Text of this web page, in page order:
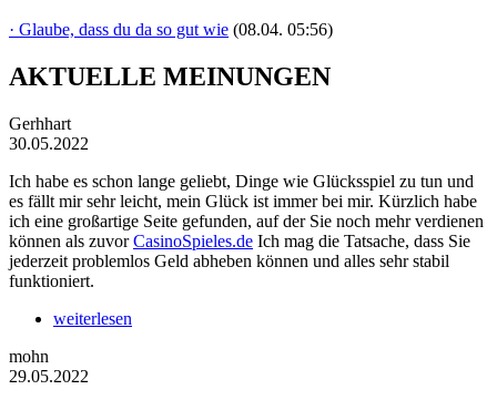
· Glaube, dass du da so gut wie (08.04. 05:56)
AKTUELLE MEINUNGEN
Gerhhart
30.05.2022
Ich habe es schon lange geliebt, Dinge wie Glücksspiel zu tun und
es fällt mir sehr leicht, mein Glück ist immer bei mir. Kürzlich habe
ich eine großartige Seite gefunden, auf der Sie noch mehr verdienen
können als zuvorCasinoSpieles.de Ich mag die Tatsache, dass Sie
jederzeit problemlos Geld abheben können und alles sehr stabil
funktioniert.
weiterlesen
mohn
29.05.2022